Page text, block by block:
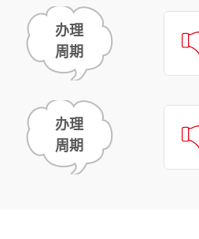
办理
周期
办理
周期